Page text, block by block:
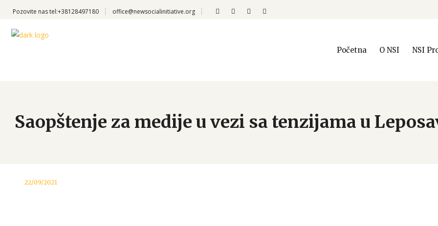
Pozovite nastel:+38128497180 office@newsocialinitiative.org
Početna O NSI NSI
Saopštenje za medije u vezi sa tenzijama u
22/09/2021